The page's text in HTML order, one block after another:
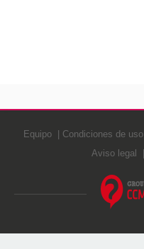
Equipo Condiciones de uso
Aviso legal